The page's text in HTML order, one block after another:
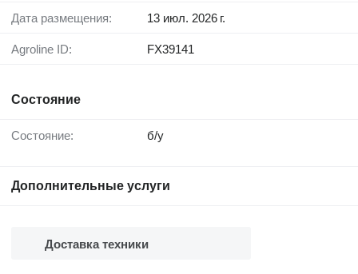
Дата размещения: 13 июл. 2026 г.
Agroline ID: FX39141
Состояние
Состояние: б/у
Дополнительные услуги
Доставка техники